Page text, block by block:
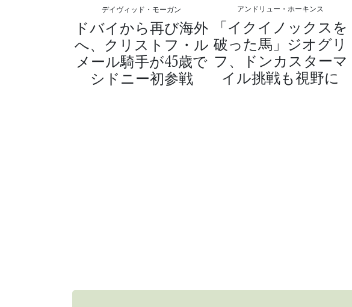
デイヴィッド・モーガン
ドバイから再び海外
へ、クリストフ・ル
メール騎手が45歳で
シドニー初参戦
アンドリュー・ホーキンス
「イクイノックスを
破った馬」ジオグリ
フ、ドンカスターマ
イル挑戦も視野に